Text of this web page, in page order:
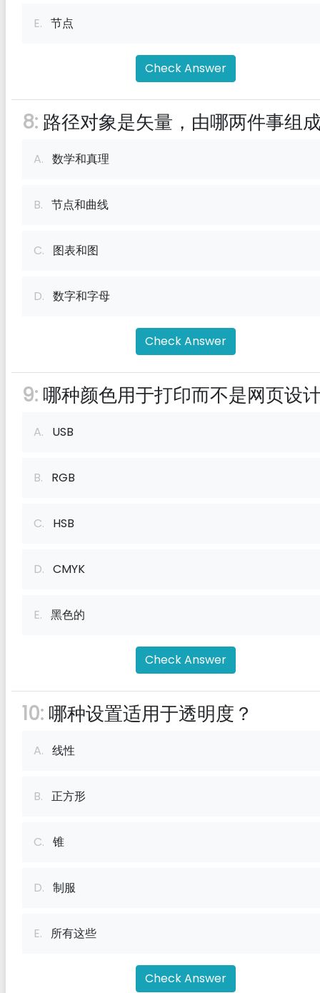
E. 节点
Check Answer
8: 路径对象是矢量，由哪两件事组
A. 数学和真理
B. 节点和曲线
C. 图表和图
D. 数字和字母
Check Answer
9: 哪种颜色用于打印而不是网页设
A. USB
B. RGB
C. HSB
D. CMYK
E. 黑色的
Check Answer
10: 哪种设置适用于透明度？
A. 线性
B. 正方形
C. 锥
D. 制服
E. 所有这些
Check Answer